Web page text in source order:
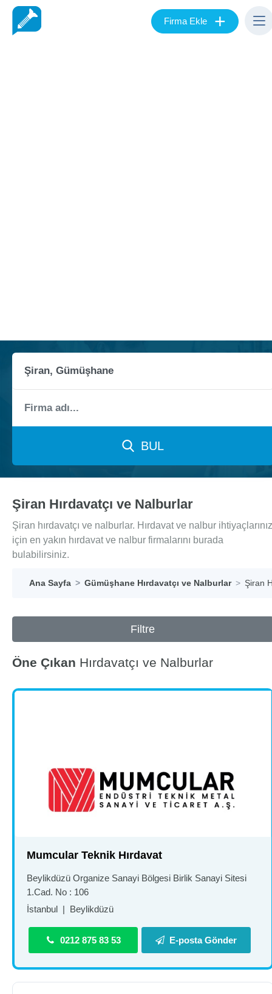
Firma Ekle +
BUL
Şiran Hırdavatçı ve Nalburlar
Şiran hırdavatçı ve nalburlar. Hırdavat ve nalbur ihtiyaçlarınız
için en yakın hırdavat ve nalbur firmalarını burada
bulabilirsiniz.
Ana Sayfa Gümüşhane Hırdavatçı ve Nalburlar Şiran
Filtre
Öne Çıkan Hırdavatçı ve Nalburlar
Mumcular Teknik Hırdavat
Beylikdüzü Organize Sanayi Bölgesi Birlik Sanayi Sitesi
1.Cad. No : 106
İstanbul | Beylikdüzü
0212 875 83 53 E-posta Gönder